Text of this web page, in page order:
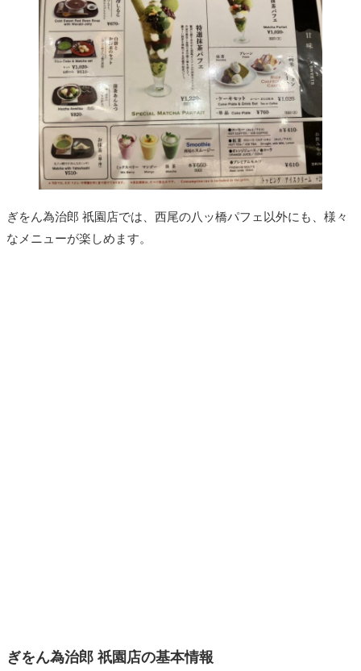
ぎをん為治郎 祇園店では、西尾の八ッ橋パフェ以外にも、様々
なメニューが楽しめます。
ぎをん為治郎 祇園店の基本情報